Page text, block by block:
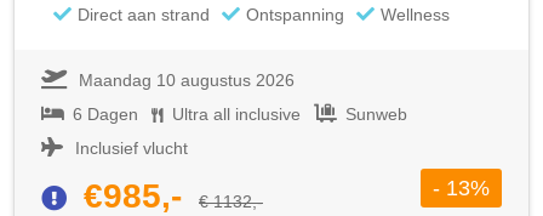
Direct aan strand
Ontspanning Wellness
Maandag 10 augustus 2026
6 Dagen
Ultra all inclusive
Sunweb
Inclusief vlucht
€985,- € 1132,-
- 13%